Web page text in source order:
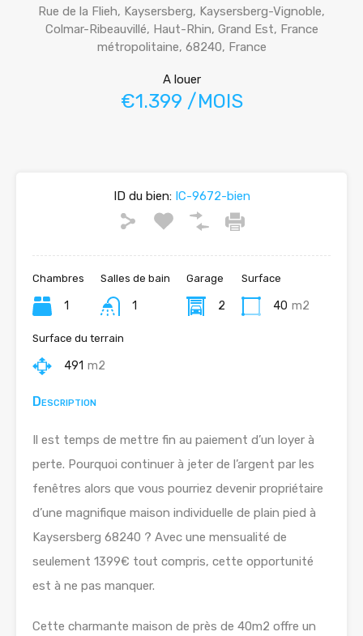
Rue de la Flieh, Kaysersberg, Kaysersberg-Vignoble,
Colmar-Ribeauvillé, Haut-Rhin, Grand Est, France
métropolitaine, 68240, France
A louer
€1.399 /MOIS
ID du bien:IC-9672-bien
Chambres
1
Salles de bain
1
Garage
2
Surface
40 m2
Surface du terrain
491 m2
Description
Il est temps de mettre fin au paiement d’un loyer à
perte. Pourquoi continuer à jeter de l’argent par les
fenêtres alors que vous pourriez devenir propriétaire
d’une magnifique maison individuelle de plain pied à
Kaysersberg 68240 ? Avec une mensualité de
seulement 1399€ tout compris, cette opportunité
est à ne pas manquer.
Cette charmante maison de près de 40m2 offre un